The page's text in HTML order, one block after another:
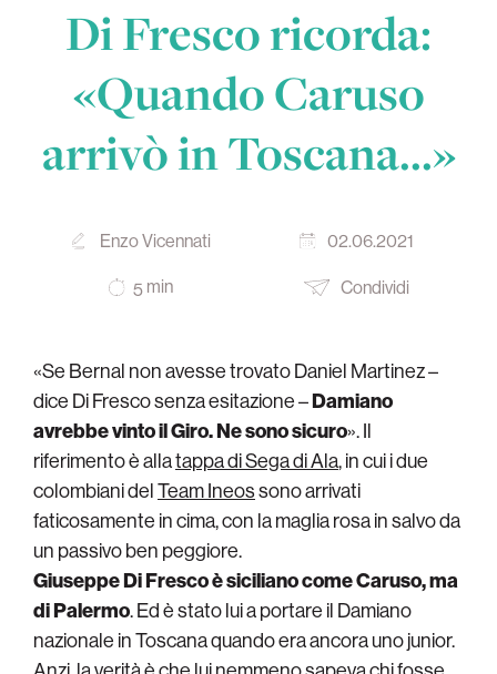
Di Fresco ricorda:
«Quando Caruso
arrivò in Toscana…»
Enzo Vicennati 02.06.2021
5 min Condividi
«Se Bernal non avesse trovato Daniel Martinez –
dice Di Fresco senza esitazione –Damiano
avrebbe vinto il Giro. Ne sono sicuro». Il
riferimento è allatappa di Sega di Ala, in cui i due
colombiani delTeam Ineossono arrivati
faticosamente in cima, con la maglia rosa in salvo da
un passivo ben peggiore.
Giuseppe Di Fresco è siciliano come Caruso, ma
di Palermo. Ed è stato lui a portare il Damiano
nazionale in Toscana quando era ancora uno junior.